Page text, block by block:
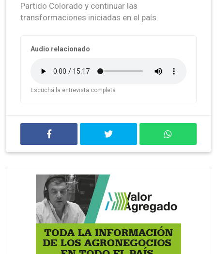
Partido Colorado y continuar las
transformaciones iniciadas en el país.
Audio relacionado
Escuchá la entrevista completa